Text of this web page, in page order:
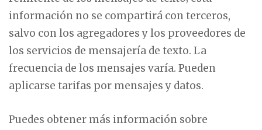
información no se compartirá con terceros,
salvo con los agregadores y los proveedores de
los servicios de mensajería de texto. La
frecuencia de los mensajes varía. Pueden
aplicarse tarifas por mensajes y datos.
Puedes obtener más información sobre